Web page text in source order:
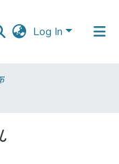
Log In